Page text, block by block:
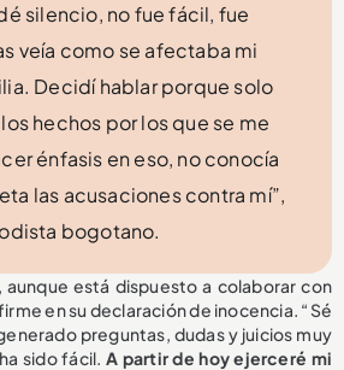
silencio, no fue fácil, fue
veía como se afectaba mi
Decidí hablar porque solo
hechos por los que se me
énfasis en eso, no conocía
las acusaciones contra mí”,
bogotano.
aunque está dispuesto a colaborar con
en su declaración de inocencia. “Sé
preguntas, dudas y juicios muy
sido fácil. A partir de hoy ejerceré mi